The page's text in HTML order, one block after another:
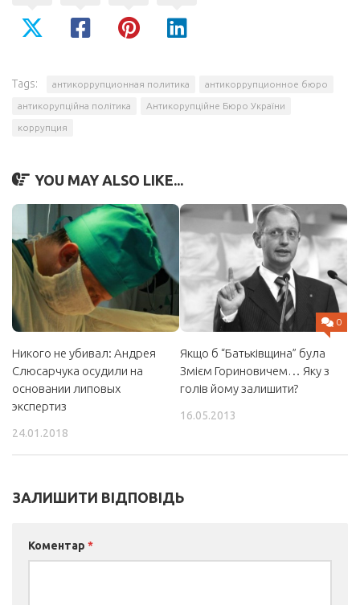
Tags: антикоррупционная политика антикоррупционное бюро
антикорупційна політика Антикорупційне Бюро України
коррупция
YOU MAY ALSO LIKE...
Никого не убивал: Андрея
Слюcарчука осудили на
основании липовых
экспертиз
24.01.2018
0
Якщо б “Батьківщина” була
Змієм Гориновичем… Яку з
голів йому залишити?
16.05.2013
ЗАЛИШИТИ ВІДПОВІДЬ
Коментар *